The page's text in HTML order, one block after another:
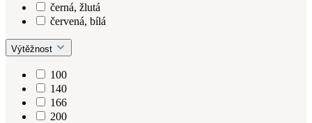
černá, žlutá
červená, bílá
Výtěžnost
100
140
166
200